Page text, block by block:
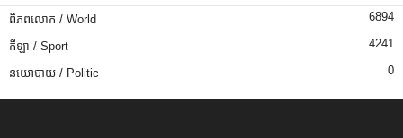
ពិភពលោក / World 6894
កីឡា / Sport 4241
នយោបាយ / Politic 0